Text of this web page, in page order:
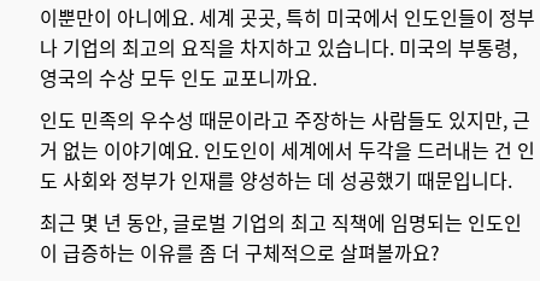
이뿐만이 아니에요. 세계 곳곳, 특히 미국에서 인도인들이 정부
나 기업의 최고의 요직을 차지하고 있습니다. 미국의 부통령,
영국의 수상 모두 인도 교포니까요.
인도 민족의 우수성 때문이라고 주장하는 사람들도 있지만, 근
거 없는 이야기예요. 인도인이 세계에서 두각을 드러내는 건 인
도 사회와 정부가 인재를 양성하는 데 성공했기 때문입니다.
최근 몇 년 동안, 글로벌 기업의 최고 직책에 임명되는 인도인
이 급증하는 이유를 좀 더 구체적으로 살펴볼까요?